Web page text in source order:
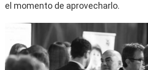
el momento de aprovecharlo.